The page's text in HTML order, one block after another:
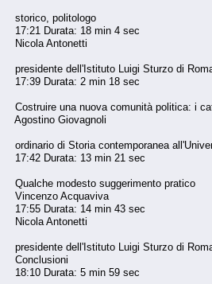
storico, politologo
17:21 Durata: 18 min 4 sec
Nicola Antonetti
presidente dell'Istituto Luigi Sturzo di
17:39 Durata: 2 min 18 sec
Costruire una nuova comunità politica: i
Agostino Giovagnoli
ordinario di Storia contemporanea
17:42 Durata: 13 min 21 sec
Qualche modesto suggerimento pratico
Vincenzo Acquaviva
17:55 Durata: 14 min 43 sec
Nicola Antonetti
presidente dell'Istituto Luigi Sturzo di
Conclusioni
18:10 Durata: 5 min 59 sec